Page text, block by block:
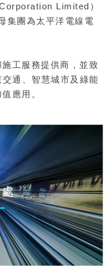
Limited）
集團為太平洋電線電
工服務提供商，並致
通、智慧城市及綠能
應用。
處